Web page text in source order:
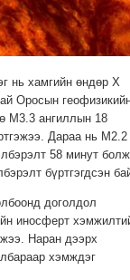
нь хамгийн өндөр Х
Оросын
M3.3 ангиллын 18
Дараа нь M2.2
58 минут
бүртгэгдсэн
доголдол
иносферт
Наран дээрх
хэмждэг